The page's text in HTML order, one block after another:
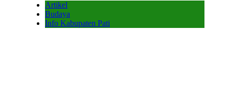
Artikel
Budaya
Info Kabupaten Pati